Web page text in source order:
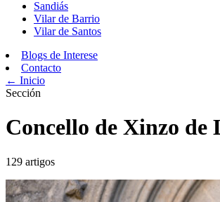
Sandiás
Vilar de Barrio
Vilar de Santos
Blogs de Interese
Contacto
← Inicio
Sección
Concello de Xinzo de
129 artigos